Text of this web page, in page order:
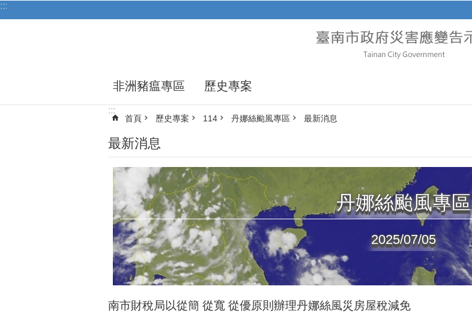
跳到主要內容區塊
:::
非洲豬瘟專區 歷史專案
:::
首頁 歷史專案 114 丹娜絲颱風專區 最新消息
最新消息
丹娜絲颱風專區
2025/07/05
南市財稅局以從簡 從寬 從優原則辦理丹娜絲風災房屋稅減免